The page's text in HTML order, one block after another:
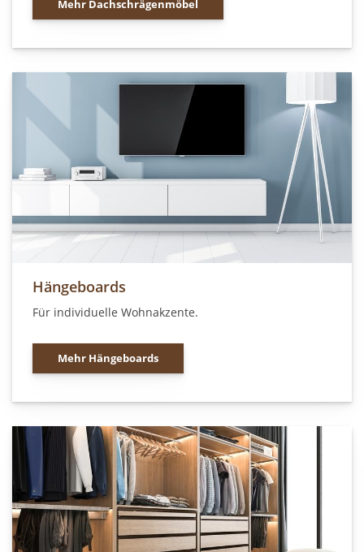
Mehr Dachschrägenmöbel
Hängeboards
Für individuelle Wohnakzente.
Mehr Hängeboards